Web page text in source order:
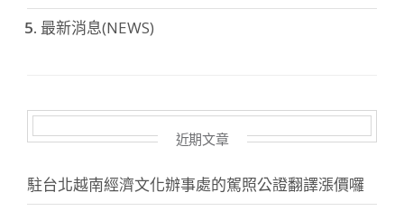
最新消息(NEWS)
近期文章
駐台北越南經濟文化辦事處的駕照公證翻譯漲價囉